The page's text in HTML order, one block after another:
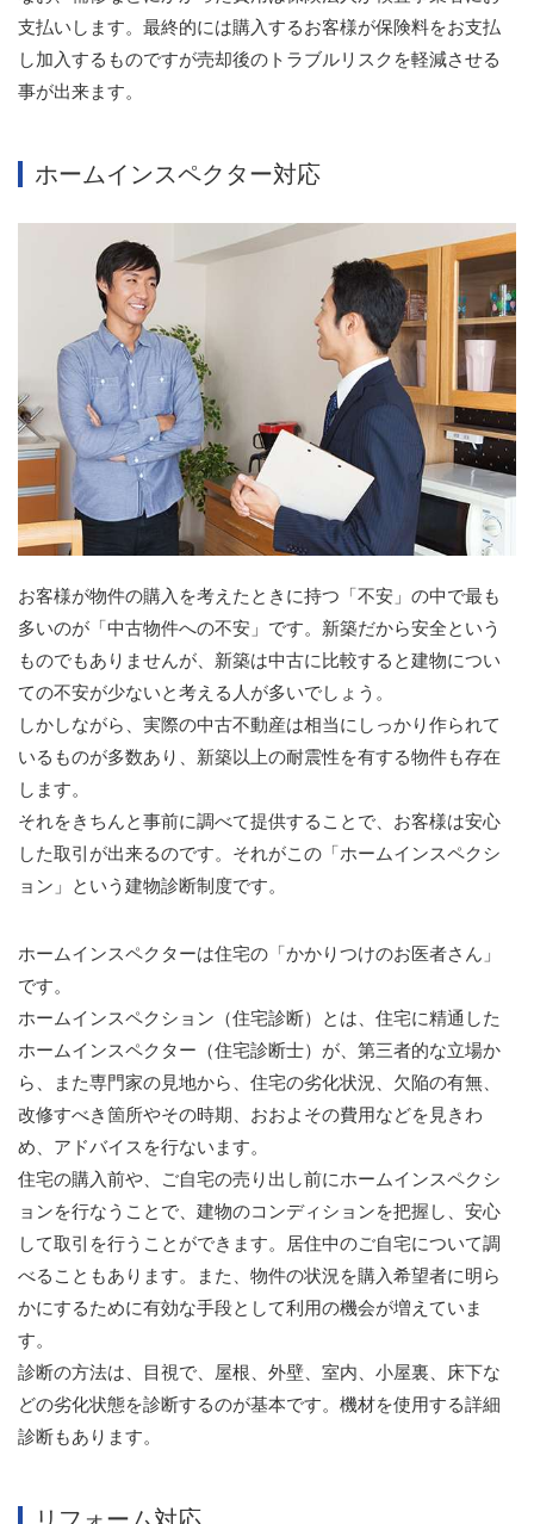
支払いします。最終的には購入するお客様が保険料をお支払
し加入するものですが売却後のトラブルリスクを軽減させる
事が出来ます。
ホームインスペクター対応
お客様が物件の購入を考えたときに持つ「不安」の中で最も
多いのが「中古物件への不安」です。新築だから安全という
ものでもありませんが、新築は中古に比較すると建物につい
ての不安が少ないと考える人が多いでしょう。
しかしながら、実際の中古不動産は相当にしっかり作られて
いるものが多数あり、新築以上の耐震性を有する物件も存在
します。
それをきちんと事前に調べて提供することで、お客様は安心
した取引が出来るのです。それがこの「ホームインスペクシ
ョン」という建物診断制度です。
ホームインスペクターは住宅の「かかりつけのお医者さん」
です。
ホームインスペクション（住宅診断）とは、住宅に精通した
ホームインスペクター（住宅診断士）が、第三者的な立場か
ら、また専門家の見地から、住宅の劣化状況、欠陥の有無、
改修すべき箇所やその時期、おおよその費用などを見きわ
め、アドバイスを行ないます。
住宅の購入前や、ご自宅の売り出し前にホームインスペクシ
ョンを行なうことで、建物のコンディションを把握し、安心
して取引を行うことができます。居住中のご自宅について調
べることもあります。また、物件の状況を購入希望者に明ら
かにするために有効な手段として利用の機会が増えていま
す。
診断の方法は、目視で、屋根、外壁、室内、小屋裏、床下な
どの劣化状態を診断するのが基本です。機材を使用する詳細
診断もあります。